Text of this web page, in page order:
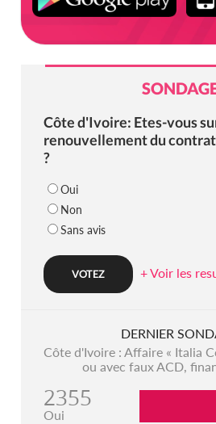
Côte d'Ivoire: Etes-vous
renouvellement du contrat
?
Oui
Non
Sans avis
+ Voir les
DERNIER
Côte d'Ivoire : Affaire « Italia
ou avec faux ACD,
2355
Oui